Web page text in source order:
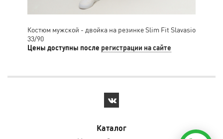
Костюм мужской - двойка на резинке Slim Fit Slavasio
33/90
Цены доступны после регистрации на сайте
Каталог